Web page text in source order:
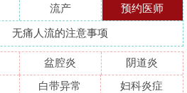
流好的医院
人流哪里好
流产 预约医师
无痛人流的注意事项
盆腔炎
阴道炎
白带异常 妇科炎症